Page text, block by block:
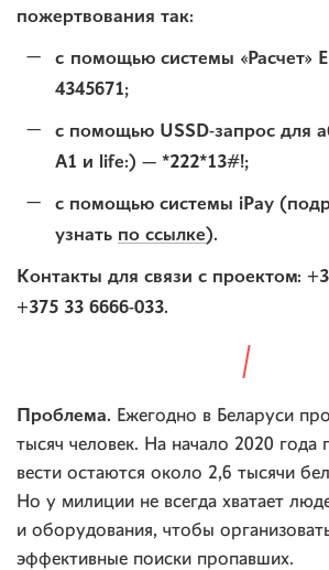
пожертвования так:
c помощью системы «Расчет»
4345671;
с помощью USSD-запрос для
А1 и life:) — *222*13#!;
с помощью системы iPay
узнать по ссылке).
Контакты для связи с проектом:
+375 33 6666-033.
Проблема. Ежегодно в Беларуси
тысяч человек. На начало 2020 года
вести остаются около 2,6 тысячи
Но у милиции не всегда хватает
и оборудования, чтобы
эффективные поиски пропавших.